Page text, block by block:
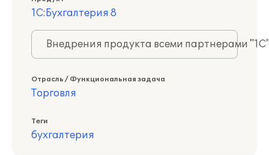
1С:Бухгалтерия 8
Внедрения продукта всеми партнерами
Отрасль / Функциональная задача
Торговля
Теги
бухгалтерия